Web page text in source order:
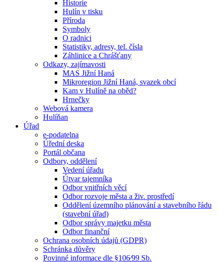
Historie
Hulín v tisku
Příroda
Symboly
O radnici
Statistiky, adresy, tel. čísla
Záhlinice a Chrášťany
Odkazy, zajímavosti
MAS Jižní Haná
Mikroregion Jižní Haná, svazek obcí
Kam v Hulíně na oběd?
Hrnečky
Webová kamera
Hulíňan
Úřad
e-podatelna
Úřední deska
Portál občana
Odbory, oddělení
Vedení úřadu
Útvar tajemníka
Odbor vnitřních věcí
Odbor rozvoje města a živ. prostředí
Oddělení územního plánování a stavebního řádu
(stavební úřad)
Odbor správy majetku města
Odbor finanční
Ochrana osobních údajů (GDPR)
Schránka důvěry
Povinné informace dle §106⁄99 Sb.